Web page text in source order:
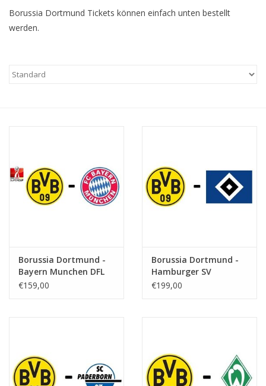
Borussia Dortmund Tickets können einfach unten bestellt
werden.
Borussia Dortmund -
Bayern Munchen DFL
Supercup
€159,00
Borussia Dortmund -
Hamburger SV
€199,00